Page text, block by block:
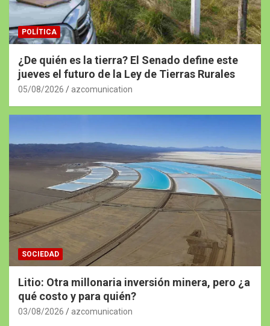
POLÍTICA
¿De quién es la tierra? El Senado define este
jueves el futuro de la Ley de Tierras Rurales
05/08/2026 azcomunication
SOCIEDAD
Litio: Otra millonaria inversión minera, pero ¿a
qué costo y para quién?
03/08/2026 azcomunication